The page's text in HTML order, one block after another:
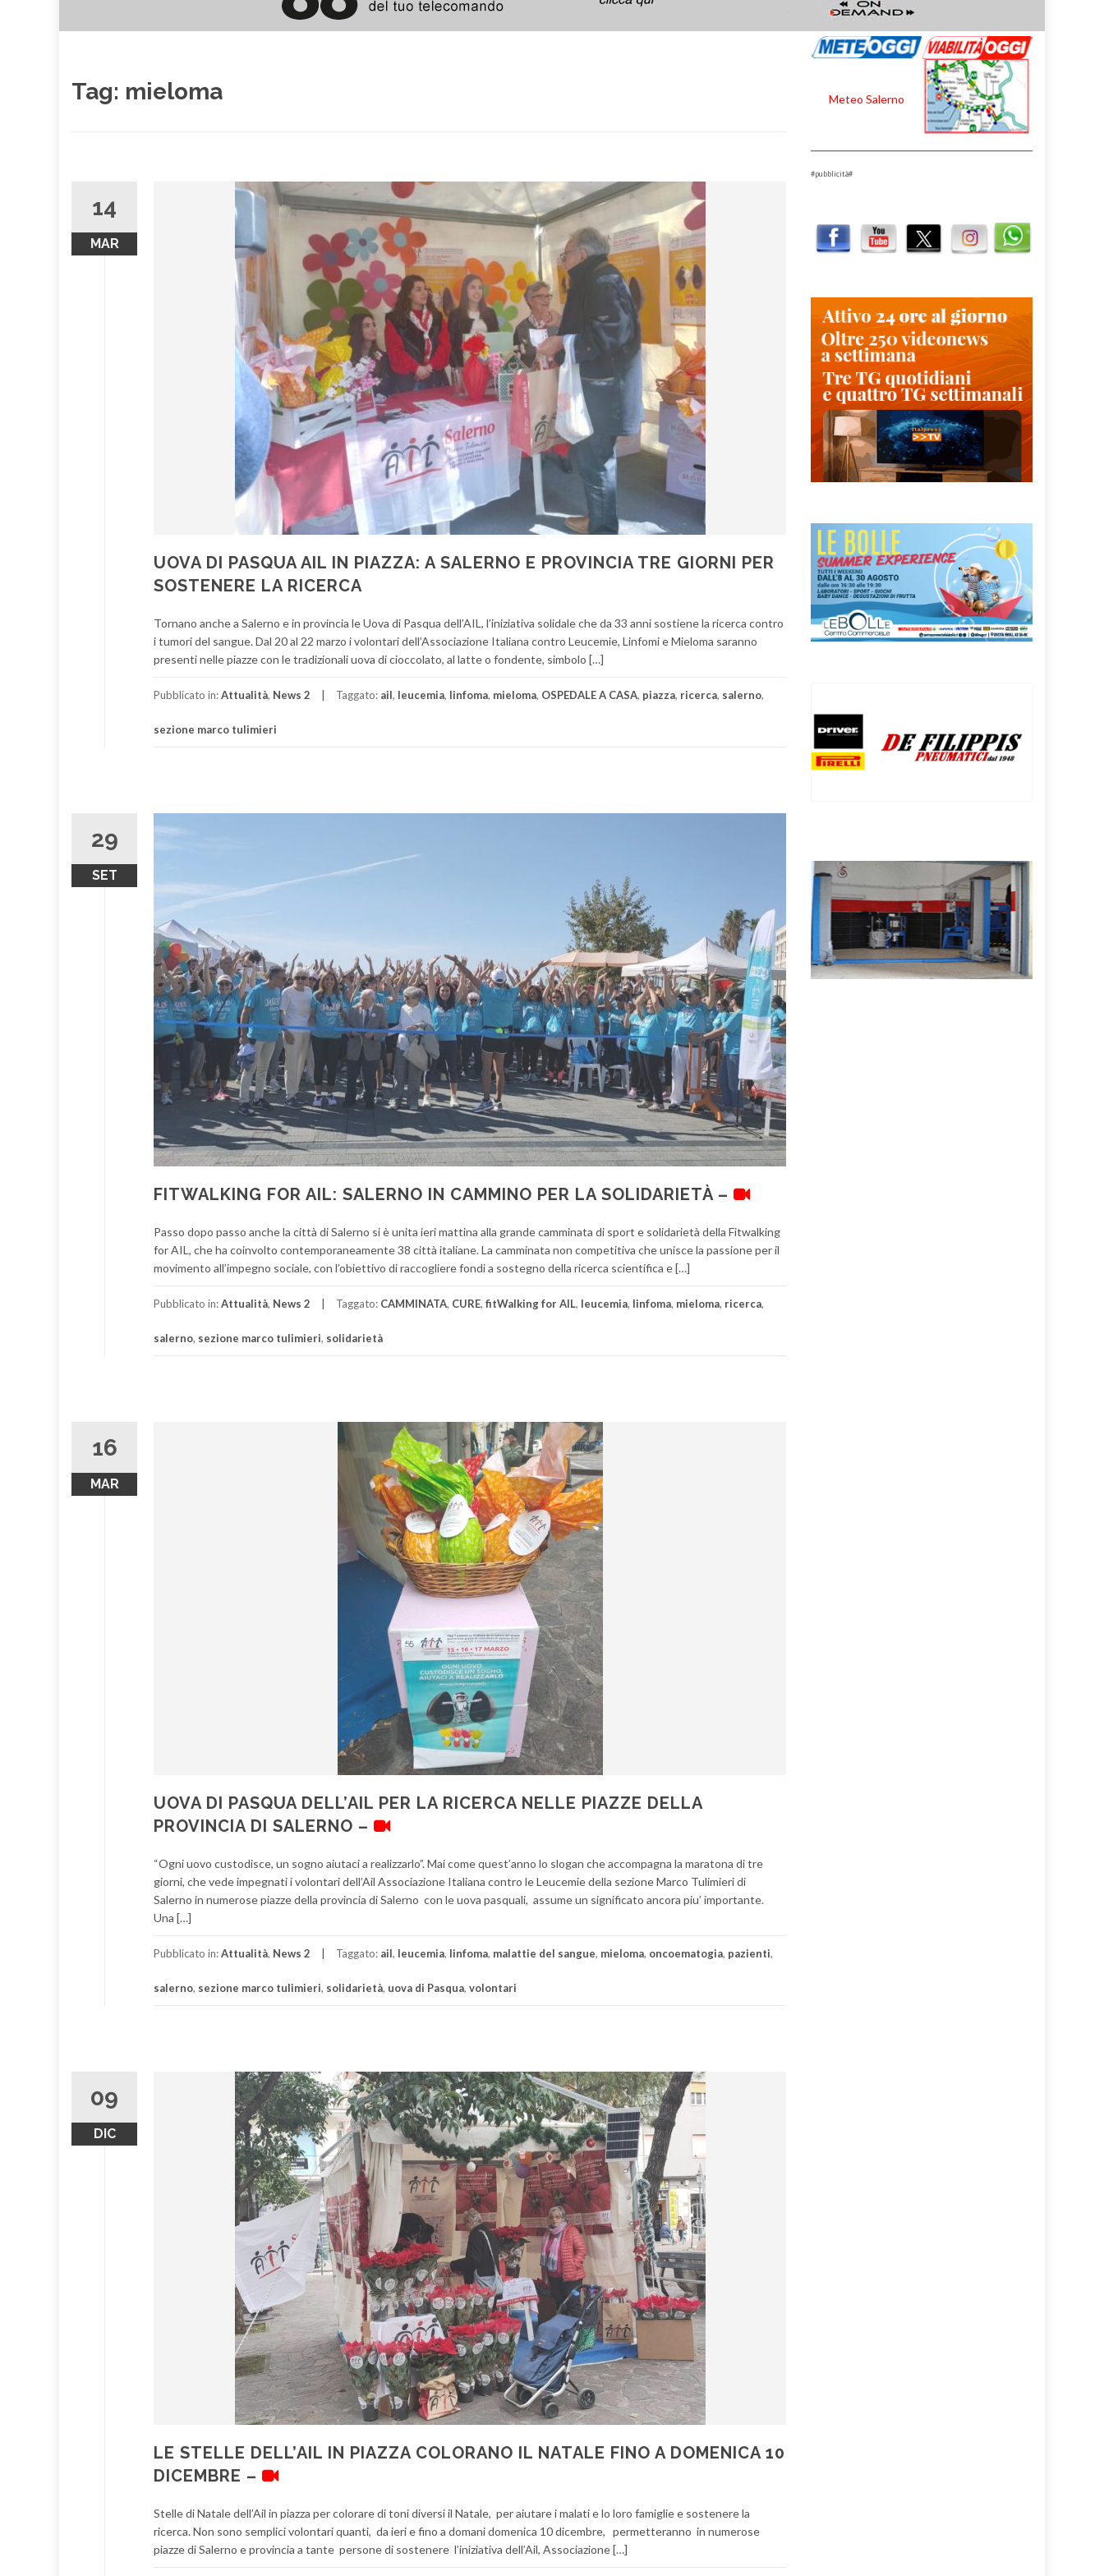
Tag: mieloma
14
MAR
UOVA DI PASQUA AIL IN PIAZZA: A SALERNO E PROVINCIA TRE GIORNI PER
SOSTENERE LA RICERCA
Tornano anche a Salerno e in provincia le Uova di Pasqua dell’AIL, l’iniziativa solidale che da 33 anni sostiene la ricerca contro
i tumori del sangue. Dal 20 al 22 marzo i volontari dell’Associazione Italiana contro Leucemie, Linfomi e Mieloma saranno
presenti nelle piazze con le tradizionali uova di cioccolato, al latte o fondente, simbolo […]
Pubblicato in:Attualità, News 2 Taggato: ail, leucemia, linfoma, mieloma, OSPEDALE A CASA, piazza, ricerca, salerno,
sezione marco tulimieri
29
SET
FITWALKING FOR AIL: SALERNO IN CAMMINO PER LA SOLIDARIETÀ –
Passo dopo passo anche la città di Salerno si è unita ieri mattina alla grande camminata di sport e solidarietà della Fitwalking
for AIL, che ha coinvolto contemporaneamente 38 città italiane. La camminata non competitiva che unisce la passione per il
movimento all’impegno sociale, con l’obiettivo di raccogliere fondi a sostegno della ricerca scientifica e […]
Pubblicato in:Attualità, News 2 Taggato: CAMMINATA, CURE, fitWalking for AIL, leucemia, linfoma, mieloma, ricerca,
salerno, sezione marco tulimieri, solidarietà
16
MAR
UOVA DI PASQUA DELL’AIL PER LA RICERCA NELLE PIAZZE DELLA
PROVINCIA DI SALERNO –
“Ogni uovo custodisce, un sogno aiutaci a realizzarlo”. Mai come quest’anno lo slogan che accompagna la maratona di tre
giorni, che vede impegnati i volontari dell’Ail Associazione Italiana contro le Leucemie della sezione Marco Tulimieri di
Salerno in numerose piazze della provincia di Salerno con le uova pasquali, assume un significato ancora piu’ importante.
Una […]
Pubblicato in:Attualità, News 2 Taggato: ail, leucemia, linfoma, malattie del sangue, mieloma, oncoematogia, pazienti,
salerno, sezione marco tulimieri, solidarietà, uova di Pasqua, volontari
09
DIC
LE STELLE DELL’AIL IN PIAZZA COLORANO IL NATALE FINO A DOMENICA 10
DICEMBRE –
Stelle di Natale dell’Ail in piazza per colorare di toni diversi il Natale, per aiutare i malati e lo loro famiglie e sostenere la
ricerca. Non sono semplici volontari quanti, da ieri e fino a domani domenica 10 dicembre, permetteranno in numerose
piazze di Salerno e provincia a tante persone di sostenere l’iniziativa dell’Ail, Associazione […]
Meteo Salerno
#pubblicità#